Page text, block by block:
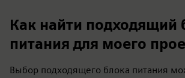
Как найти подходящий
питания для моего
Выбор подходящего блока питания